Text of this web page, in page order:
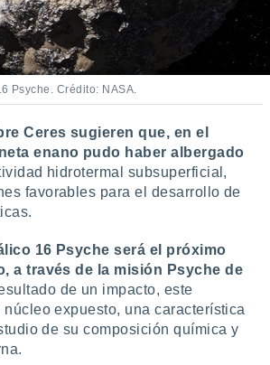
Psyche. Crédito: NASA.
Ceres sugieren que, en el
enano pudo haber albergado
hidrotermal subsuperficial,
favorables para el desarrollo de
16 Psyche será el próximo
a través de la misión Psyche de
de un impacto, este
expuesto, una característica
de su composición química y